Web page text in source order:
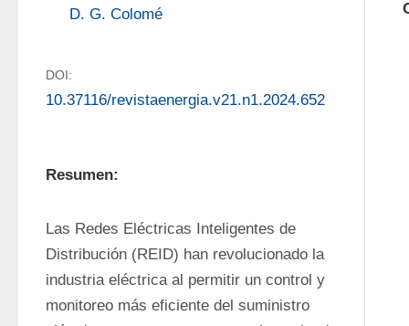
D. G. Colomé
DOI:
10.37116/revistaenergia.v21.n1.2024.652
Resumen:
Las Redes Eléctricas Inteligentes de
Distribución (REID) han revolucionado la
industria eléctrica al permitir un control y
monitoreo más eficiente del suministro